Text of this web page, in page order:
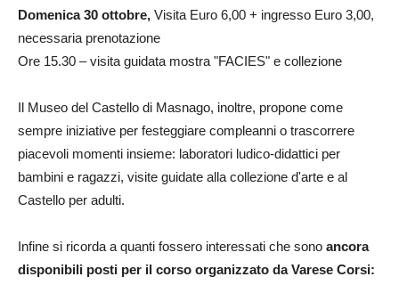
Domenica 30 ottobre, Visita Euro 6,00 + ingresso Euro 3,00,
necessaria prenotazione
Ore 15.30 – visita guidata mostra "FACIES" e collezione
Il Museo del Castello di Masnago, inoltre, propone come
sempre iniziative per festeggiare compleanni o trascorrere
piacevoli momenti insieme: laboratori ludico-didattici per
bambini e ragazzi, visite guidate alla collezione d'arte e al
Castello per adulti.
Infine si ricorda a quanti fossero interessati che sono ancora
disponibili posti per il corso organizzato da Varese Corsi: